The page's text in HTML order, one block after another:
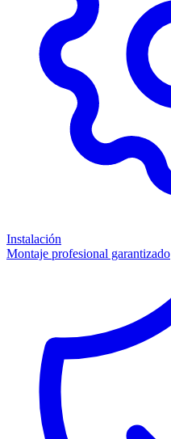
Instalación
Montaje profesional garantizado